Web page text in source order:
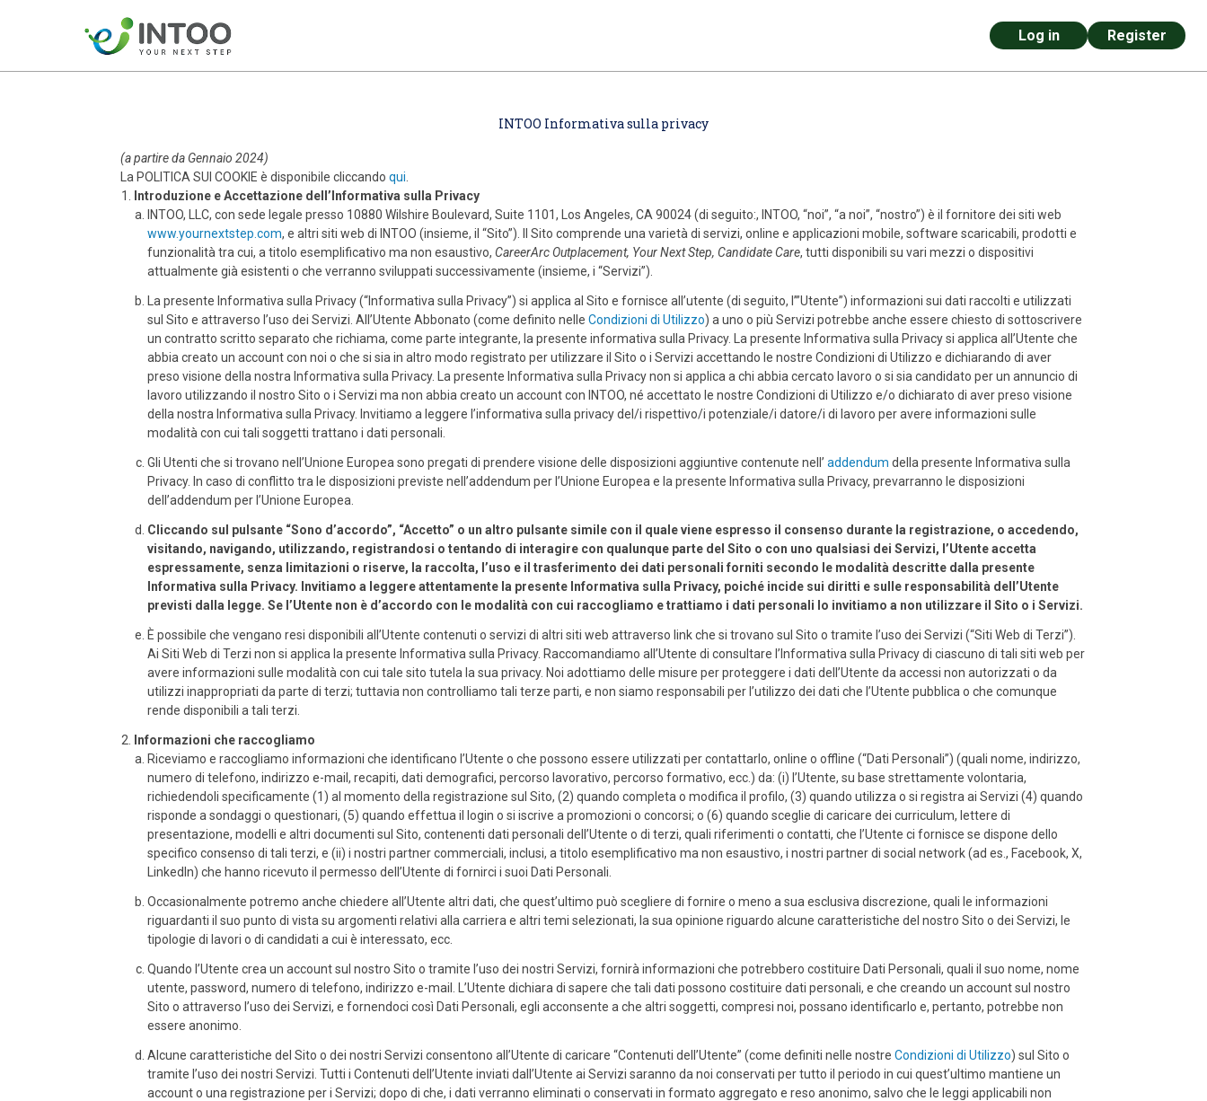
Log in Register
INTOO Informativa sulla privacy
(a partire da Gennaio 2024)
La POLITICA SUI COOKIE è disponibile cliccandoqui
Introduzione e Accettazione dell’Informativa sulla Privacy
INTOO, LLC, con sede legale presso 10880 Wilshire Boulevard, Suite 1101, Los Angeles, CA 90024 (di seguito:, INTOO, “noi”, “a noi”, “nostro”) è il fornitore dei siti web
www.yournextstep.com, e altri siti web di INTOO (insieme, il “Sito”). Il Sito comprende una varietà di servizi, online e applicazioni mobile, software scaricabili, prodotti e
funzionalità tra cui, a titolo esemplificativo ma non esaustivo, CareerArc Outplacement, Your Next Step, Candidate Care, tutti disponibili su vari mezzi o dispositivi
attualmente già esistenti o che verranno sviluppati successivamente (insieme, i “Servizi”).
La presente Informativa sulla Privacy (“Informativa sulla Privacy”) si applica al Sito e fornisce all’utente (di seguito, l’”Utente”) informazioni sui dati raccolti e utilizzati
sul Sito e attraverso l’uso dei Servizi. All’Utente Abbonato (come definito nelleCondizioni di Utilizzo) a uno o più Servizi potrebbe anche essere chiesto di sottoscrivere
un contratto scritto separato che richiama, come parte integrante, la presente informativa sulla Privacy. La presente Informativa sulla Privacy si applica all’Utente che
abbia creato un account con noi o che si sia in altro modo registrato per utilizzare il Sito o i Servizi accettando le nostre Condizioni di Utilizzo e dichiarando di aver
preso visione della nostra Informativa sulla Privacy. La presente Informativa sulla Privacy non si applica a chi abbia cercato lavoro o si sia candidato per un annuncio di
lavoro utilizzando il nostro Sito o i Servizi ma non abbia creato un account con INTOO, né accettato le nostre Condizioni di Utilizzo e/o dichiarato di aver preso visione
della nostra Informativa sulla Privacy. Invitiamo a leggere l’informativa sulla privacy del/i rispettivo/i potenziale/i datore/i di lavoro per avere informazioni sulle
modalità con cui tali soggetti trattano i dati personali.
Gli Utenti che si trovano nell’Unione Europea sono pregati di prendere visione delle disposizioni aggiuntive contenute nell’addendum della presente Informativa sulla
Privacy. In caso di conflitto tra le disposizioni previste nell’addendum per l’Unione Europea e la presente Informativa sulla Privacy, prevarranno le disposizioni
dell’addendum per l’Unione Europea.
Cliccando sul pulsante “Sono d’accordo”, “Accetto” o un altro pulsante simile con il quale viene espresso il consenso durante la registrazione, o accedendo,
visitando, navigando, utilizzando, registrandosi o tentando di interagire con qualunque parte del Sito o con uno qualsiasi dei Servizi, l’Utente accetta
espressamente, senza limitazioni o riserve, la raccolta, l’uso e il trasferimento dei dati personali forniti secondo le modalità descritte dalla presente
Informativa sulla Privacy. Invitiamo a leggere attentamente la presente Informativa sulla Privacy, poiché incide sui diritti e sulle responsabilità dell’Utente
previsti dalla legge. Se l’Utente non è d’accordo con le modalità con cui raccogliamo e trattiamo i dati personali lo invitiamo a non utilizzare il Sito o i Servizi.
È possibile che vengano resi disponibili all’Utente contenuti o servizi di altri siti web attraverso link che si trovano sul Sito o tramite l’uso dei Servizi (“Siti Web di Terzi”).
Ai Siti Web di Terzi non si applica la presente Informativa sulla Privacy. Raccomandiamo all’Utente di consultare l’Informativa sulla Privacy di ciascuno di tali siti web per
avere informazioni sulle modalità con cui tale sito tutela la sua privacy. Noi adottiamo delle misure per proteggere i dati dell’Utente da accessi non autorizzati o da
utilizzi inappropriati da parte di terzi; tuttavia non controlliamo tali terze parti, e non siamo responsabili per l’utilizzo dei dati che l’Utente pubblica o che comunque
rende disponibili a tali terzi.
Informazioni che raccogliamo
Riceviamo e raccogliamo informazioni che identificano l’Utente o che possono essere utilizzati per contattarlo, online o offline (“Dati Personali”) (quali nome, indirizzo,
numero di telefono, indirizzo e-mail, recapiti, dati demografici, percorso lavorativo, percorso formativo, ecc.) da: (i) l’Utente, su base strettamente volontaria,
richiedendoli specificamente (1) al momento della registrazione sul Sito, (2) quando completa o modifica il profilo, (3) quando utilizza o si registra ai Servizi (4) quando
risponde a sondaggi o questionari, (5) quando effettua il login o si iscrive a promozioni o concorsi; o (6) quando sceglie di caricare dei curriculum, lettere di
presentazione, modelli e altri documenti sul Sito, contenenti dati personali dell’Utente o di terzi, quali riferimenti o contatti, che l’Utente ci fornisce se dispone dello
specifico consenso di tali terzi, e (ii) i nostri partner commerciali, inclusi, a titolo esemplificativo ma non esaustivo, i nostri partner di social network (ad es., Facebook, X,
LinkedIn) che hanno ricevuto il permesso dell’Utente di fornirci i suoi Dati Personali.
Occasionalmente potremo anche chiedere all’Utente altri dati, che quest’ultimo può scegliere di fornire o meno a sua esclusiva discrezione, quali le informazioni
riguardanti il suo punto di vista su argomenti relativi alla carriera e altri temi selezionati, la sua opinione riguardo alcune caratteristiche del nostro Sito o dei Servizi, le
tipologie di lavori o di candidati a cui è interessato, ecc.
Quando l’Utente crea un account sul nostro Sito o tramite l’uso dei nostri Servizi, fornirà informazioni che potrebbero costituire Dati Personali, quali il suo nome, nome
utente, password, numero di telefono, indirizzo e-mail. L’Utente dichiara di sapere che tali dati possono costituire dati personali, e che creando un account sul nostro
Sito o attraverso l’uso dei Servizi, e fornendoci così Dati Personali, egli acconsente a che altri soggetti, compresi noi, possano identificarlo e, pertanto, potrebbe non
essere anonimo.
Alcune caratteristiche del Sito o dei nostri Servizi consentono all’Utente di caricare “Contenuti dell’Utente” (come definiti nelle nostreCondizioni di Utilizzo) sul Sito o
tramite l’uso dei nostri Servizi. Tutti i Contenuti dell’Utente inviati dall’Utente ai Servizi saranno da noi conservati per tutto il periodo in cui quest’ultimo mantiene un
account o una registrazione per i Servizi; dopo di che, i dati verranno eliminati o conservati in formato aggregato e reso anonimo, salvo che le leggi applicabili non